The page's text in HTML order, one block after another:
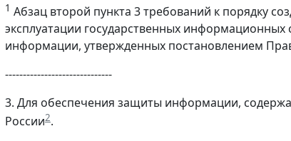
1 Абзац второй пункта 3 требований к порядку
эксплуатации государственных
информации, утвержденных постановлением
------------------------------
3. Для обеспечения защиты информации,
России2.